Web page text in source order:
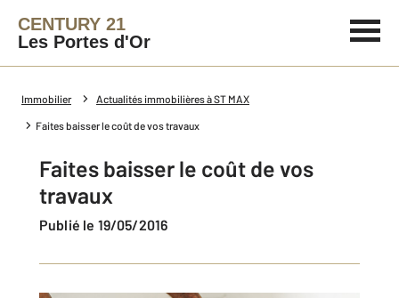
CENTURY 21
Les Portes d'Or
Immobilier Actualités immobilières à ST MAX
Faites baisser le coût de vos travaux
Faites baisser le coût de vos
travaux
Publié le 19/05/2016